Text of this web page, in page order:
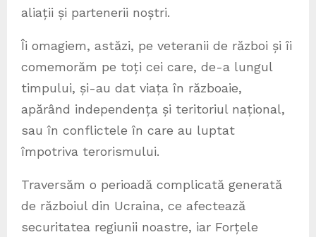
aliații și partenerii noștri.
Îi omagiem, astăzi, pe veteranii de război și îi
comemorăm pe toți cei care, de-a lungul
timpului, și-au dat viața în războaie,
apărând independența și teritoriul național,
sau în conflictele în care au luptat
împotriva terorismului.
Traversăm o perioadă complicată generată
de războiul din Ucraina, ce afectează
securitatea regiunii noastre, iar Forțele